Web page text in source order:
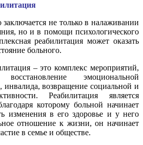
заключается не только в налаживании
но и в помощи психологического
реабилитация может оказать
больного.
– это комплекс мероприятий,
эмоциональной
инвалида, возвращение социальной и
Реабилитация является
которому больной начинает
изменения в его здоровье и у него
отношение к жизни, он начинает
в семье и обществе.